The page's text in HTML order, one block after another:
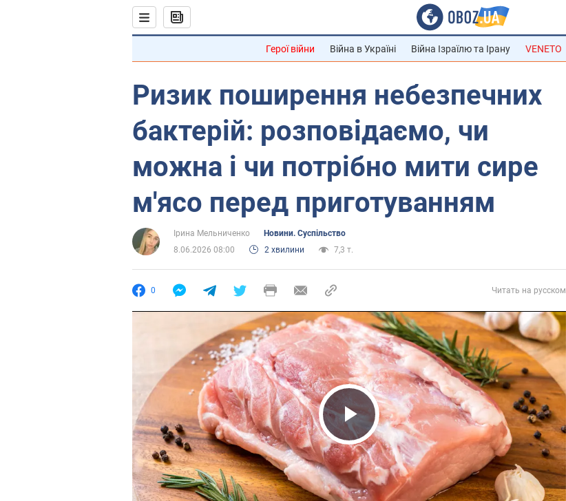
Герої війни Війна в Україні Війна Ізраїлю та Ірану VENETO
Ризик поширення небезпечних
бактерій: розповідаємо, чи
можна і чи потрібно мити сире
м'ясо перед приготуванням
Ірина Мельниченко
Новини. Суспільство
8.06.2026 08:00
2 хвилини 7,3 т.
0 Читать на русском
Play Video